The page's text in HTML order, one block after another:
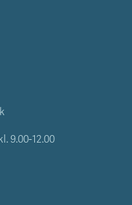
9.00-12.00